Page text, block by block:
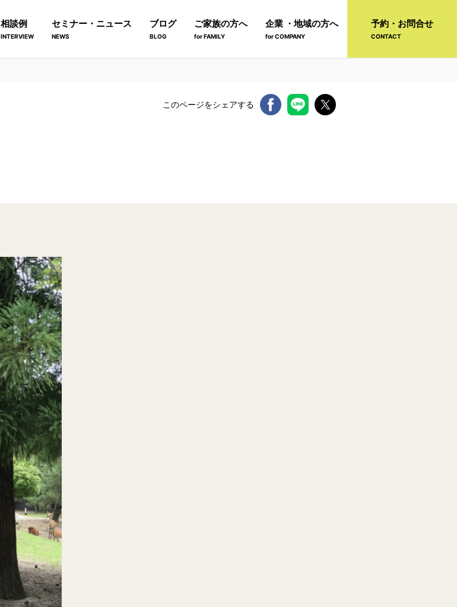
相談例
INTERVIEW
セミナー・ニュース
NEWS
ブログ
BLOG
ご家族の方へ
for FAMILY
企業 ・地域の方へ
for COMPANY
予約・お問合せ
CONTACT
このページをシェアする